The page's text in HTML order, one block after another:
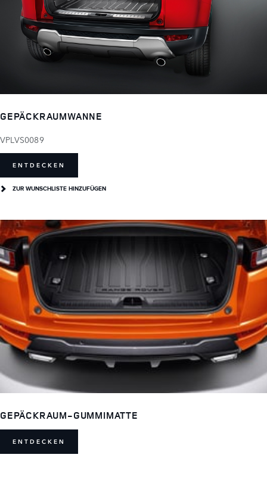
GEPÄCKRAUMWANNE
VPLVS0089
ENTDECKEN
ZUR WUNSCHLISTE HINZUFÜGEN
GEPÄCKRAUM-GUMMIMATTE
ENTDECKEN